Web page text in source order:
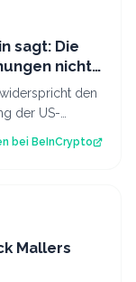
sagt: Die
nicht
den
der US-
bei BeInCrypto
Mallers